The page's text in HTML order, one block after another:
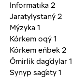
Informatıka 2
Jaratylystaný 2
Mýzyka 1
Kórkem oqý 1
Kórkem eńbek 2
Ómirlik daǵdylar 1
Synyp saǵaty 1